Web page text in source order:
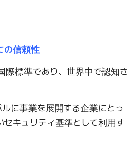
の信頼性
際標準であり、世界中で認知さ
に事業を展開する企業にとっ
セキュリティ基準として利用す